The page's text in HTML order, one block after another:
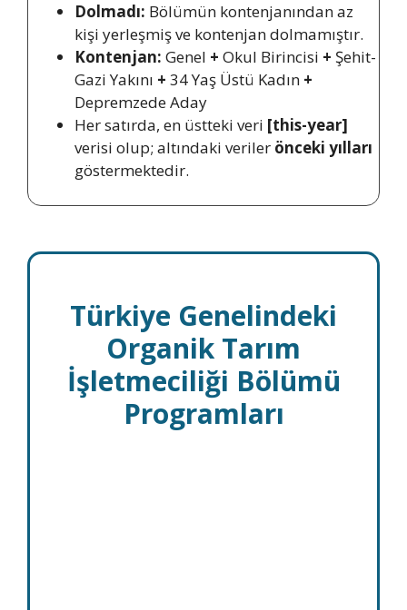
Dolmadı: Bölümün kontenjanından az
kişi yerleşmiş ve kontenjan dolmamıştır.
Kontenjan: Genel + Okul Birincisi + Şehit-
Gazi Yakını + 34 Yaş Üstü Kadın +
Depremzede Aday
Her satırda, en üstteki veri [this-year]
verisi olup; altındaki veriler önceki yılları
göstermektedir.
Türkiye Genelindeki
Organik Tarım
İşletmeciliği Bölümü
Programları